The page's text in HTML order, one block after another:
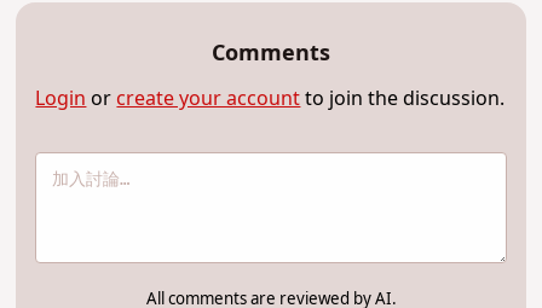
Comments
Loginorcreate your accountto join the discussion.
All comments are reviewed by AI.